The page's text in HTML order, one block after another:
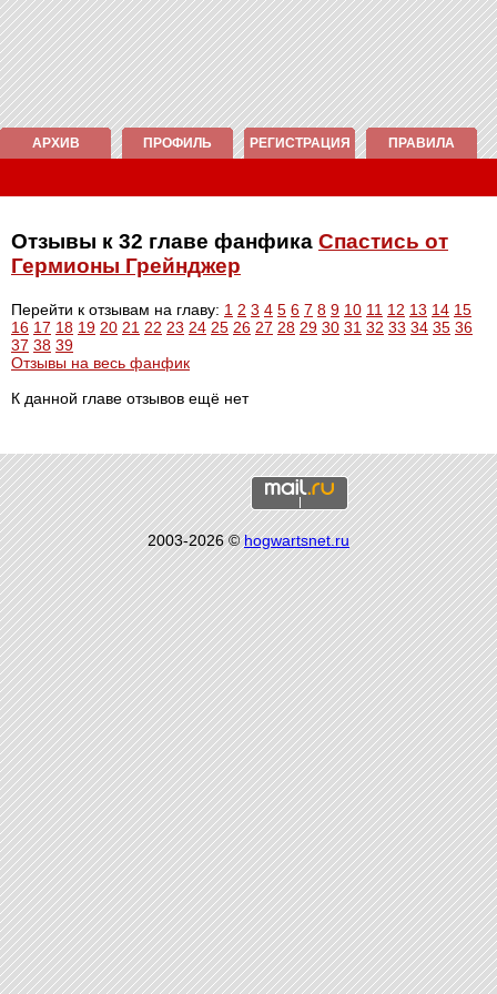
АРХИВ ПРОФИЛЬ РЕГИСТРАЦИЯ ПРАВИЛА
Отзывы к 32 главе фанфика Спастись от
Гермионы Грейнджер
Перейти к отзывам на главу: 1 2 3 4 5 6 7 8 9 10 11 12 13 14 15
16 17 18 19 20 21 22 23 24 25 26 27 28 29 30 31 32 33 34 35 36
37 38 39
Отзывы на весь фанфик
К данной главе отзывов ещё нет
2003-2026 ©hogwartsnet.ru